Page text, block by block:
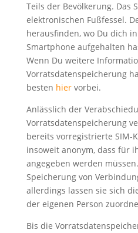
Teils der Bevölkerung. Das
elektronischen Fußfessel.
herausfinden, wo Du dich
Smartphone aufgehalten
Wenn Du weitere
Vorratsdatenspeicherung
besten hiervorbei.
Anlässlich der
Vorratsdatenspeicherung
bereits vorregistrierte SIM-
insoweit anonym, dass für
angegeben werden
Speicherung von
allerdings lassen sie sich
der eigenen Person
Bis die